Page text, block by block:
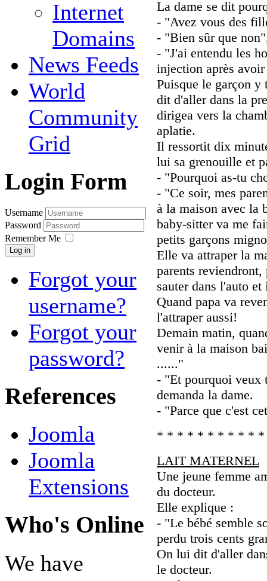
Internet
Domains
News Feeds
World
Community
Grid
Login Form
Username
Password
Remember Me
Log in
Forgot your
username?
Forgot your
password?
References
Joomla
Joomla
Extensions
Who's Online
We have
La dame se dit
- "Avez vous des
- "Bien sûr que
- "J'ai entendu les
injection après
Puisque le garçon
dit d'aller dans la
dirigea vers la
aplatie.
Il ressortit dix
lui sa grenouille et
- "Pourquoi as-tu
- "Ce soir, mes
à la maison avec la
baby-sitter va me
petits garçons
Elle va attraper la
parents
sauter dans l'auto
Quand papa va
l'attraper aussi!
Demain matin,
venir à la maison
......"
- "Et pourquoi veux
demanda la dame.
- "Parce que c'est
* * * * * * * * * * *
LAIT MATERNEL
Une jeune femme
du docteur.
Elle explique :
- "Le bébé semble
perdu trois cents
On lui dit d'aller
le docteur.